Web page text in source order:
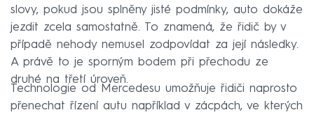
slovy, pokud jsou splněny jisté podmínky, auto dokáže
jezdit zcela samostatně. To znamená, že řidič by v
případě nehody nemusel zodpovídat za její následky.
A právě to je sporným bodem při přechodu ze
druhé na třetí úroveň.
Technologie od Mercedesu umožňuje řidiči naprosto
přenechat řízení autu například v zácpách, ve kterých